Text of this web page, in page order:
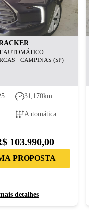
AUTOMÁTICO
- CAMPINAS (SP)
31,170km
Automática
103.990,00
PROPOSTA
detalhes